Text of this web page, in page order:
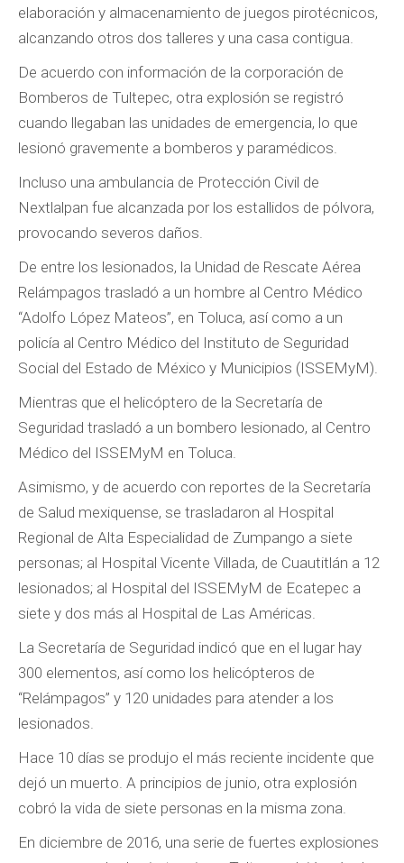
elaboración y almacenamiento de juegos pirotécnicos,
alcanzando otros dos talleres y una casa contigua.
De acuerdo con información de la corporación de
Bomberos de Tultepec, otra explosión se registró
cuando llegaban las unidades de emergencia, lo que
lesionó gravemente a bomberos y paramédicos.
Incluso una ambulancia de Protección Civil de
Nextlalpan fue alcanzada por los estallidos de pólvora,
provocando severos daños.
De entre los lesionados, la Unidad de Rescate Aérea
Relámpagos trasladó a un hombre al Centro Médico
“Adolfo López Mateos”, en Toluca, así como a un
policía al Centro Médico del Instituto de Seguridad
Social del Estado de México y Municipios (ISSEMyM).
Mientras que el helicóptero de la Secretaría de
Seguridad trasladó a un bombero lesionado, al Centro
Médico del ISSEMyM en Toluca.
Asimismo, y de acuerdo con reportes de la Secretaría
de Salud mexiquense, se trasladaron al Hospital
Regional de Alta Especialidad de Zumpango a siete
personas; al Hospital Vicente Villada, de Cuautitlán a 12
lesionados; al Hospital del ISSEMyM de Ecatepec a
siete y dos más al Hospital de Las Américas.
La Secretaría de Seguridad indicó que en el lugar hay
300 elementos, así como los helicópteros de
“Relámpagos” y 120 unidades para atender a los
lesionados.
Hace 10 días se produjo el más reciente incidente que
dejó un muerto. A principios de junio, otra explosión
cobró la vida de siete personas en la misma zona.
En diciembre de 2016, una serie de fuertes explosiones